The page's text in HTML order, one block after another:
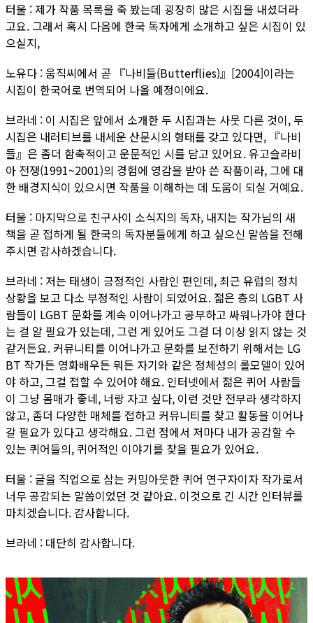
터울 : 제가 작품 목록을 죽 봤는데 굉장히 많은 시집을 내셨더라
고요. 그래서 혹시 다음에 한국 독자에게 소개하고 싶은 시집이 있
으실지,
노유다 : 움직씨에서 곧 『나비들(Butterflies)』[2004]이라는
시집이 한국어로 번역되어 나올 예정이에요.
브라네 : 이 시집은 앞에서 소개한 두 시집과는 사뭇 다른 것이, 두
시집은 내러티브를 내세운 산문시의 형태를 갖고 있다면, 『나비
들』은 좀더 함축적이고 운문적인 시를 담고 있어요. 유고슬라비
아 전쟁(1991~2001)의 경험에 영감을 받아 쓴 작품이라, 그에 대
한 배경지식이 있으시면 작품을 이해하는 데 도움이 되실 거예요.
터울 : 마지막으로 친구사이 소식지의 독자, 내지는 작가님의 새
책을 곧 접하게 될 한국의 독자분들에게 하고 싶으신 말씀을 전해
주시면 감사하겠습니다.
브라네 : 저는 태생이 긍정적인 사람인 편인데, 최근 유럽의 정치
상황을 보고 다소 부정적인 사람이 되었어요. 젊은 층의 LGBT 사
람들이 LGBT 문화를 계속 이어나가고 공부하고 싸워나가야 한다
는 걸 알 필요가 있는데, 그런 게 있어도 그걸 더 이상 읽지 않는 것
같거든요. 커뮤니티를 이어나가고 문화를 보전하기 위해서는 LG
BT 작가든 영화배우든 뭐든 자기와 같은 정체성의 롤모델이 있어
야 하고, 그걸 접할 수 있어야 해요. 인터넷에서 젊은 퀴어 사람들
이 그냥 몸매가 좋네, 너랑 자고 싶다, 이런 것만 전부라 생각하지
않고, 좀더 다양한 매체를 접하고 커뮤니티를 찾고 활동을 이어나
갈 필요가 있다고 생각해요. 그런 점에서 저마다 내가 공감할 수
있는 퀴어들의, 퀴어적인 이야기를 찾을 필요가 있어요.
터울 : 글을 직업으로 삼는 커밍아웃한 퀴어 연구자이자 작가로서
너무 공감되는 말씀이었던 것 같아요. 이것으로 긴 시간 인터뷰를
마치겠습니다. 감사합니다.
브라네 : 대단히 감사합니다.